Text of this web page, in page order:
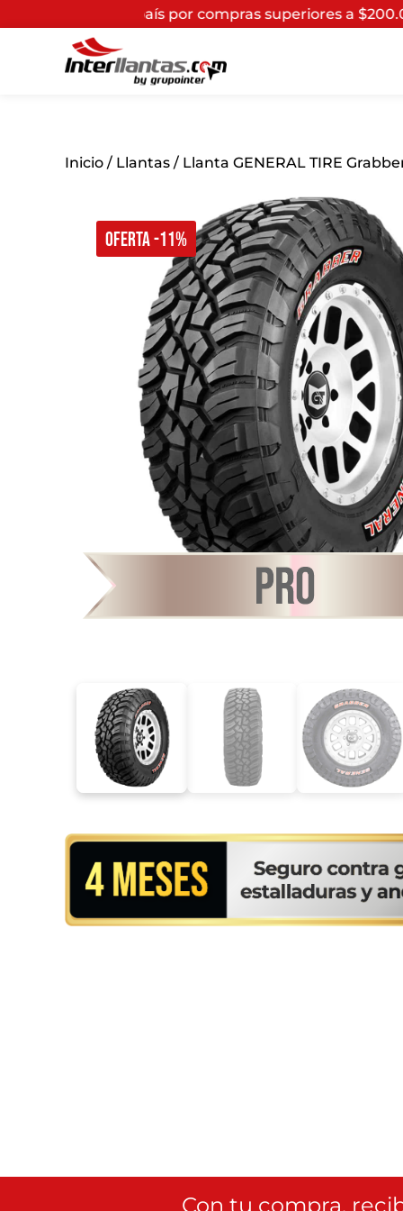
por compras superiores a $200.000*(Aplican
OFERTA -11%
Inicio / Llantas / Llanta GENERAL TIRE Grabber
Con tu compra,